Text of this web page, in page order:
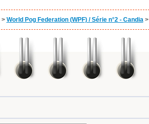
> World Pog Federation (WPF) / Série n°2 - Candia >